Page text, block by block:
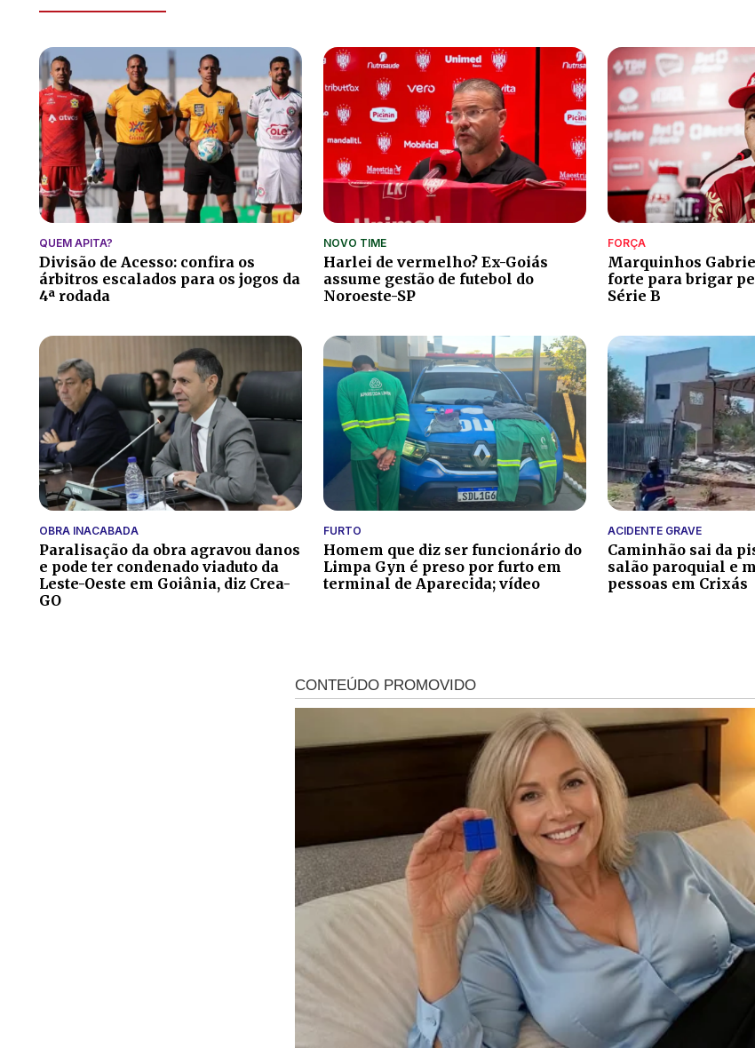
QUEM APITA?
Divisão de Acesso: confira os
árbitros escalados para os jogos da
4ª rodada
NOVO TIME
Harlei de vermelho? Ex-Goiás
assume gestão de futebol do
Noroeste-SP
FORÇA
Marquinhos
forte para brigar
Série B
OBRA INACABADA
Paralisação da obra agravou danos
e pode ter condenado viaduto da
Leste-Oeste em Goiânia, diz Crea-
GO
FURTO
Homem que diz ser funcionário do
Limpa Gyn é preso por furto em
terminal de Aparecida; vídeo
ACIDENTE GRAVE
Caminhão sai da
salão paroquial e
pessoas em Crixás